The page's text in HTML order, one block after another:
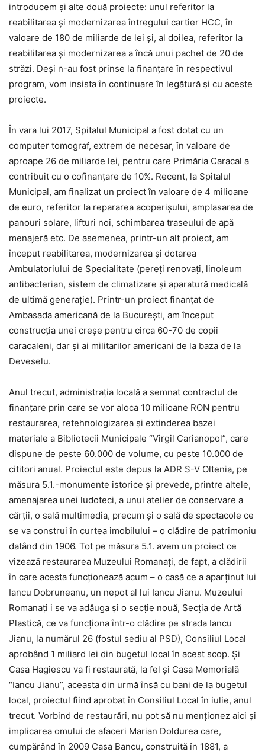
introducem şi alte două proiecte: unul referitor la
reabilitarea şi modernizarea întregului cartier HCC, în
valoare de 180 de miliarde de lei şi, al doilea, referitor la
reabilitarea şi modernizarea a încă unui pachet de 20 de
străzi. Deşi n-au fost prinse la finanţare în respectivul
program, vom insista în continuare în legătură şi cu aceste
proiecte.
În vara lui 2017, Spitalul Municipal a fost dotat cu un
computer tomograf, extrem de necesar, în valoare de
aproape 26 de miliarde lei, pentru care Primăria Caracal a
contribuit cu o cofinanţare de 10%. Recent, la Spitalul
Municipal, am finalizat un proiect în valoare de 4 milioane
de euro, referitor la repararea acoperişului, amplasarea de
panouri solare, lifturi noi, schimbarea traseului de apă
menajeră etc. De asemenea, printr-un alt proiect, am
început reabilitarea, modernizarea şi dotarea
Ambulatoriului de Specialitate (pereţi renovaţi, linoleum
antibacterian, sistem de climatizare şi aparatură medicală
de ultimă generaţie). Printr-un proiect finanţat de
Ambasada americană de la Bucureşti, am început
construcţia unei creşe pentru circa 60-70 de copii
caracaleni, dar şi ai militarilor americani de la baza de la
Deveselu.
Anul trecut, administraţia locală a semnat contractul de
finanţare prin care se vor aloca 10 milioane RON pentru
restaurarea, retehnologizarea şi extinderea bazei
materiale a Bibliotecii Municipale “Virgil Carianopol”, care
dispune de peste 60.000 de volume, cu peste 10.000 de
cititori anual. Proiectul este depus la ADR S-V Oltenia, pe
măsura 5.1.-monumente istorice şi prevede, printre altele,
amenajarea unei ludoteci, a unui atelier de conservare a
cărţii, o sală multimedia, precum şi o sală de spectacole ce
se va construi în curtea imobilului – o clădire de patrimoniu
datând din 1906. Tot pe măsura 5.1. avem un proiect ce
vizează restaurarea Muzeului Romanaţi, de fapt, a clădirii
în care acesta funcţionează acum – o casă ce a aparţinut lui
Iancu Dobruneanu, un nepot al lui Iancu Jianu. Muzeului
Romanaţi i se va adăuga şi o secţie nouă, Secţia de Artă
Plastică, ce va funcţiona într-o clădire pe strada Iancu
Jianu, la numărul 26 (fostul sediu al PSD), Consiliul Local
aprobând 1 miliard lei din bugetul local în acest scop. Şi
Casa Hagiescu va fi restaurată, la fel şi Casa Memorială
“Iancu Jianu”, aceasta din urmă însă cu bani de la bugetul
local, proiectul fiind aprobat în Consiliul Local în iulie, anul
trecut. Vorbind de restaurări, nu pot să nu menţionez aici şi
implicarea omului de afaceri Marian Doldurea care,
cumpărând în 2009 Casa Bancu, construită în 1881, a